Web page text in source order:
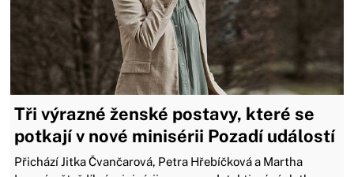
Tři výrazné ženské postavy, které se
potkají v nové minisérii Pozadí událostí
Přichází Jitka Čvančarová, Petra Hřebíčková a Martha